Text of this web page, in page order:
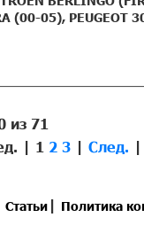
(00-05), PEUGEOT
из 71
| 1 2 3 | След. |
Статьи| Политика